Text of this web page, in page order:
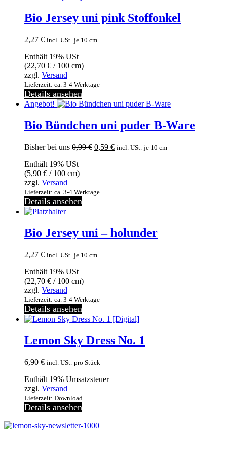
Bio Jersey uni pink Stoffonkel
2,27 € incl. USt. je 10 cm
Enthält 19% USt
(22,70 € / 100 cm)
zzgl. Versand
Lieferzeit: ca. 3-4 Werktage
Details ansehen
Angebot!
Bio Bündchen uni puder B-Ware
Bisher bei uns 0,99€ Ursprünglicher
0,59 €Aktueller
incl. USt. je 10 cm
Enthält 19% USt
(5,90 € / 100 cm)
zzgl. Versand
Lieferzeit: ca. 3-4 Werktage
Details ansehen
Bio Jersey uni – holunder
2,27 € incl. USt. je 10 cm
Enthält 19% USt
(22,70 € / 100 cm)
zzgl. Versand
Lieferzeit: ca. 3-4 Werktage
Details ansehen
Lemon Sky Dress No. 1
6,90 € incl. USt. pro Stück
Enthält 19% Umsatzsteuer
zzgl. Versand
Lieferzeit: Download
Details ansehen